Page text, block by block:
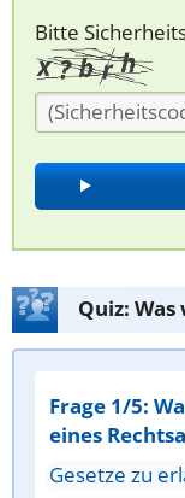
Bitte
Quiz:
Frage 1/5:
eines
Gesetze zu